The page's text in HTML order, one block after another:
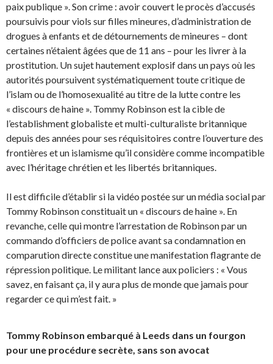
paix publique ». Son crime : avoir couvert le procès d’accusés
poursuivis pour viols sur filles mineures, d’administration de
drogues à enfants et de détournements de mineures – dont
certaines n’étaient âgées que de 11 ans – pour les livrer à la
prostitution. Un sujet hautement explosif dans un pays où les
autorités poursuivent systématiquement toute critique de
l’islam ou de l’homosexualité au titre de la lutte contre les
« discours de haine ». Tommy Robinson est la cible de
l’establishment globaliste et multi-culturaliste britannique
depuis des années pour ses réquisitoires contre l’ouverture des
frontières et un islamisme qu’il considère comme incompatible
avec l’héritage chrétien et les libertés britanniques.
Il est difficile d’établir si la vidéo postée sur un média social par
Tommy Robinson constituait un « discours de haine ». En
revanche, celle qui montre l’arrestation de Robinson par un
commando d’officiers de police avant sa condamnation en
comparution directe constitue une manifestation flagrante de
répression politique. Le militant lance aux policiers : « Vous
savez, en faisant ça, il y aura plus de monde que jamais pour
regarder ce qui m’est fait. »
Tommy Robinson embarqué à Leeds dans un fourgon
pour une procédure secrète, sans son avocat